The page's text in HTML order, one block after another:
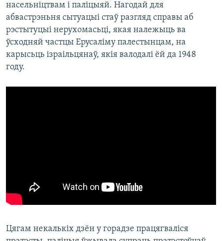
насельніцтвам і паліцыяй. Нагодай для
абвастрэньня сытуацыі стаў разгляд справы аб
рэстытуцыі нерухомасьці, якая належыць ва
ўсходняй частцы Ерусаліму палестынцам, на
карысьць ізраільцянаў, якія валодалі ёй да 1948
году.
Цягам некалькіх дзён у горадзе працягваліся